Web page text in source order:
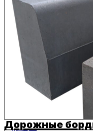
Дорожные